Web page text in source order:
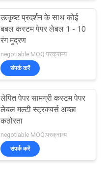
23
उत्कृष्ट प्रदर्शन के साथ कोई
बबल कस्टम पेपर लेबल 1 - 10
रंग मुद्रण
negotiable MOQ:परक्राम्य
संपर्क करें
लेपित पेपर सामग्री कस्टम पेपर
लेबल मल्टी स्ट्रक्चर्स अच्छा
कठोरता
negotiable MOQ:परक्राम्य
संपर्क करें